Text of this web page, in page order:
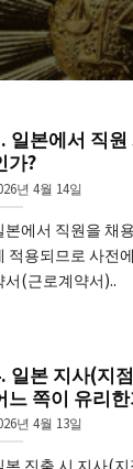
일본에서 직
가?
년 4월 14일
본에서 직원을 채
적용되므로 사전
서(근로계약서)..
일본 지사(지
느 쪽이 유리
년 4월 13일
본 진출 시 지사(